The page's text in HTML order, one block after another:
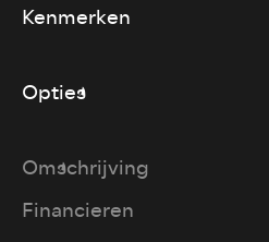
Kenmerken
Opties
Omschrijving
Financieren